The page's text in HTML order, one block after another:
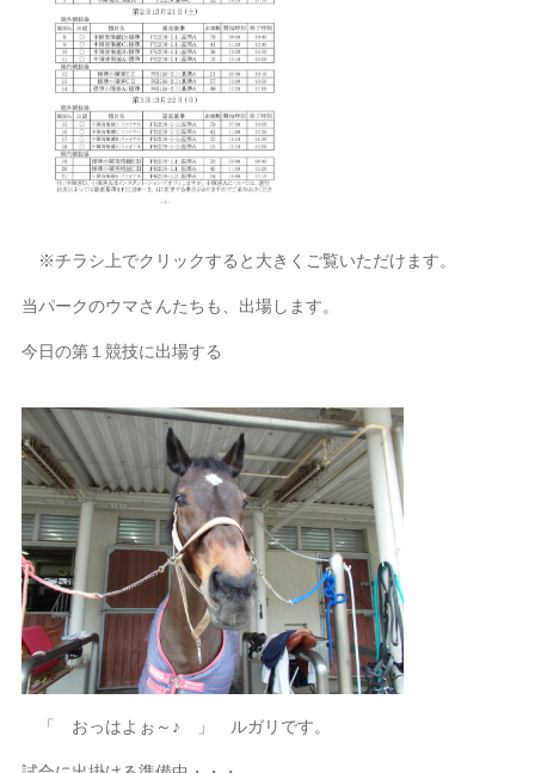
※チラシ上でクリックすると大きくご覧いただけます。
当パークのウマさんたちも、出場します。
今日の第１競技に出場する
「 おっはよぉ～♪ 」 ルガリです。